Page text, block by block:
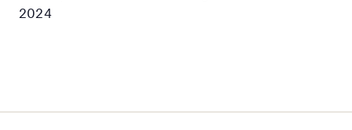
2024